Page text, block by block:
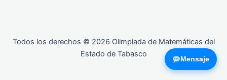
Todos los derechos © 2026 Olimpiada de Matemáticas del
Estado de Tabasco
Mensaje